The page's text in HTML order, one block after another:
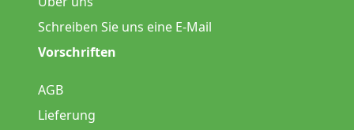
Schreiben Sie uns eine E-Mail
Vorschriften
AGB
Lieferung